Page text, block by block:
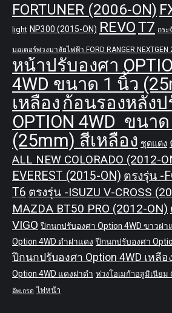
FORTUNER (2006-ON)
light NP300 (2015-ON) REVOT7 กระ
มอเตอร์พวงมาลัยไฟฟ้า FORD RANGER NEXTGEN
หน้าปรับองศา
4WD ขนาด 1 นิ้ว
เหลือง ก้อนรองหลังป
OPTION 4WD ขนา
(25mm) สีเหลือง ชุดแต่ง
ALL NEW COLORADO (2012-
EVEREST (2015-ON) ตรงรุ่น -
T6 ตรงรุ่น -ISUZU V-CROSS
MAZDA BT50 PRO (2012-ON)
VIGO ปีกนกปรับองศา Option 4WD ขาวฝา
Option 4WD ดำฝาแดง ปีกนกปรับองศา
ปีกนกปรับองศา Option 4WD เหลือ
Option 4WD แดงฝาดำ ห่วงโอเมก้าอลูมิเนียม
อัพเกรด ไฟหน้า